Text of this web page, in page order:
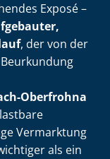
Exposé –
, der von der
Oberfrohna
Vermarktung
als ein